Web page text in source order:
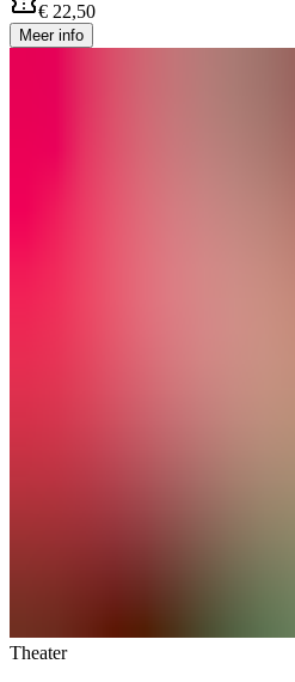
€ 22,50
Meer info
Theater